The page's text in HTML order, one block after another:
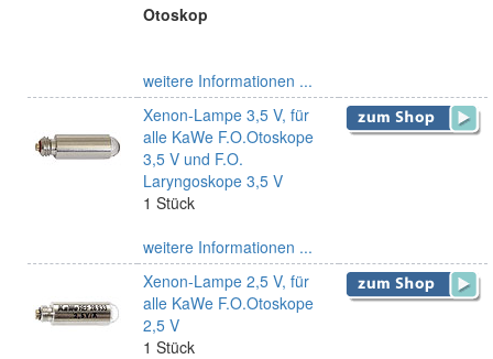
Otoskop
weitere Informationen ...
Xenon-Lampe 3,5 V, für
alle KaWe F.O.Otoskope
3,5 V und F.O.
Laryngoskope 3,5 V
1 Stück
weitere Informationen ...
Xenon-Lampe 2,5 V, für
alle KaWe F.O.Otoskope
2,5 V
1 Stück